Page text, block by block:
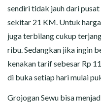
sendiri tidak jauh dari
sekitar 21 KM. Untuk
juga terbilang cukup
ribu. Sedangkan jika ingin
kenakan tarif sebesar Rp
di buka setiap hari mulai
Grojogan Sewu bisa